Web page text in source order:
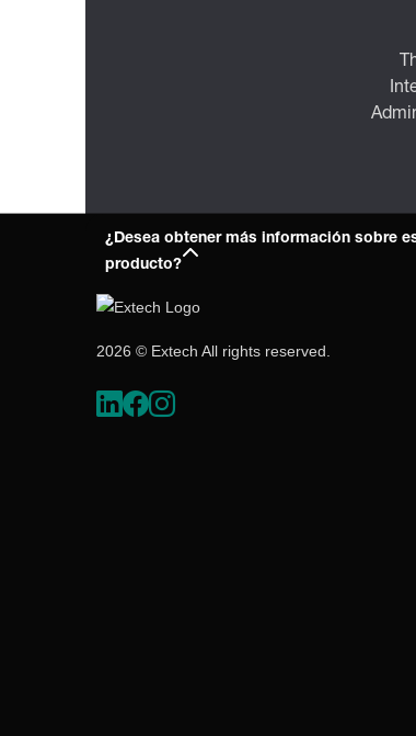
¿Desea obtener más información sobre
producto?
2026 © Extech All rights reserved.